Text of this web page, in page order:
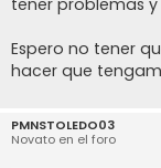
Espero no tener
hacer que
PMNSTOLEDO03
Novato en el foro